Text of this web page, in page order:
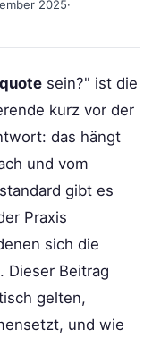
2025·
sein?" ist die
kurz vor der
das hängt
und vom
gibt es
Praxis
sich die
Dieser Beitrag
gelten,
und wie